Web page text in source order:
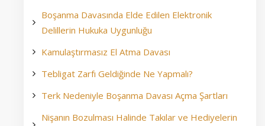
Boşanma Davasında Elde Edilen Elektronik
Delillerin Hukuka Uygunluğu
Kamulaştırmasız El Atma Davası
Tebligat Zarfı Geldiğinde Ne Yapmalı?
Terk Nedeniyle Boşanma Davası Açma Şartları
Nişanın Bozulması Halinde Takılar ve Hediyelerin